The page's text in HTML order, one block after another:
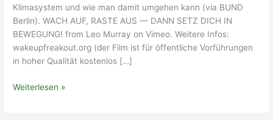
Klimasystem und wie man damit umgehen kann (via BUND
Berlin). WACH AUF, RASTE AUS — DANN SETZ DICH IN
BEWEGUNG! from Leo Murray on Vimeo. Weitere Infos:
wakeupfreakout.org (der Film ist für öffentliche Vorführungen
in hoher Qualität kostenlos […]
Get
Weiterlesen »